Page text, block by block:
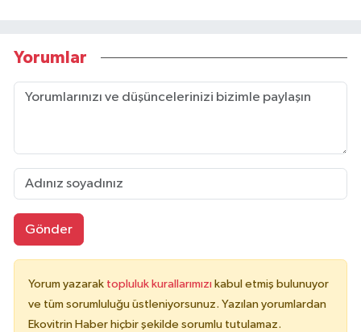
Yorumlar
Gönder
Yorum yazarak topluluk kurallarımızı kabul etmiş bulunuyor
ve tüm sorumluluğu üstleniyorsunuz. Yazılan yorumlardan
Ekovitrin Haber hiçbir şekilde sorumlu tutulamaz.